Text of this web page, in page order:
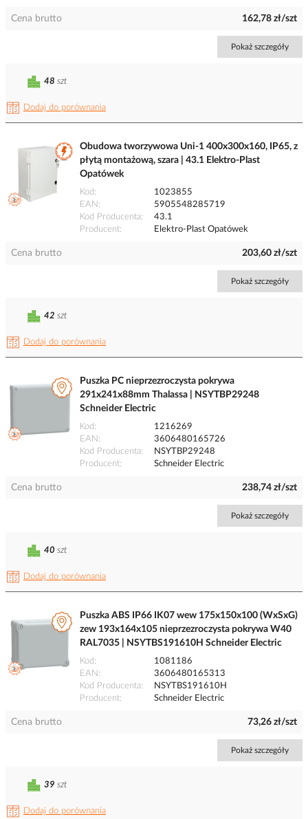
Cena brutto 162,78 zł/szt
Pokaż szczegóły
Dodaj do porównania
48 szt
Obudowa tworzywowa Uni-1 400x300x160, IP65, z
płytą montażową, szara | 43.1 Elektro-Plast
Opatówek
Kod
1023855
EAN
5905548285719
Kod Producenta
43.1
Producent
Elektro-Plast Opatówek
Cena brutto 203,60 zł/szt
Pokaż szczegóły
Dodaj do porównania
42 szt
Puszka PC nieprzezroczysta pokrywa
291x241x88mm Thalassa | NSYTBP29248
Schneider Electric
Kod
1216269
EAN
3606480165726
Kod Producenta
NSYTBP29248
Producent
Schneider Electric
Cena brutto 238,74 zł/szt
Pokaż szczegóły
Dodaj do porównania
40 szt
Puszka ABS IP66 IK07 wew 175x150x100 (WxSxG)
zew 193x164x105 nieprzezroczysta pokrywa W40
RAL7035 | NSYTBS191610H Schneider Electric
Kod
1081186
EAN
3606480165313
Kod Producenta
NSYTBS191610H
Producent
Schneider Electric
Cena brutto 73,26 zł/szt
Pokaż szczegóły
Dodaj do porównania
39 szt